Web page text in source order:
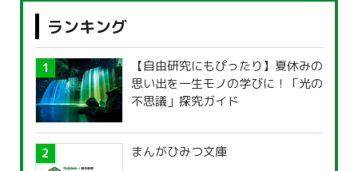
ランキング
【自由研究にもぴったり】夏休みの
思い出を一生モノの学びに！「光の
不思議」探究ガイド
まんがひみつ文庫